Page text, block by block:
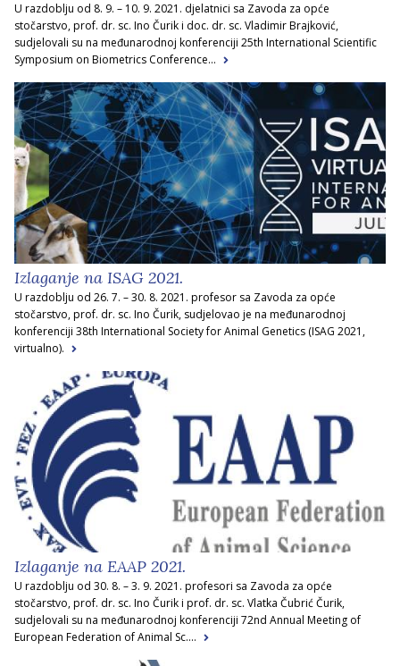
U razdoblju od 8. 9. – 10. 9. 2021. djelatnici sa Zavoda za opće
stočarstvo, prof. dr. sc. Ino Čurik i doc. dr. sc. Vladimir Brajković,
sudjelovali su na međunarodnoj konferenciji 25th International Scientific
Symposium on Biometrics Conference...
Izlaganje na ISAG 2021.
U razdoblju od 26. 7. – 30. 8. 2021. profesor sa Zavoda za opće
stočarstvo, prof. dr. sc. Ino Čurik, sudjelovao je na međunarodnoj
konferenciji 38th International Society for Animal Genetics (ISAG 2021,
virtualno).
Izlaganje na EAAP 2021.
U razdoblju od 30. 8. – 3. 9. 2021. profesori sa Zavoda za opće
stočarstvo, prof. dr. sc. Ino Čurik i prof. dr. sc. Vlatka Čubrić Čurik,
sudjelovali su na međunarodnoj konferenciji 72nd Annual Meeting of
European Federation of Animal Sc....